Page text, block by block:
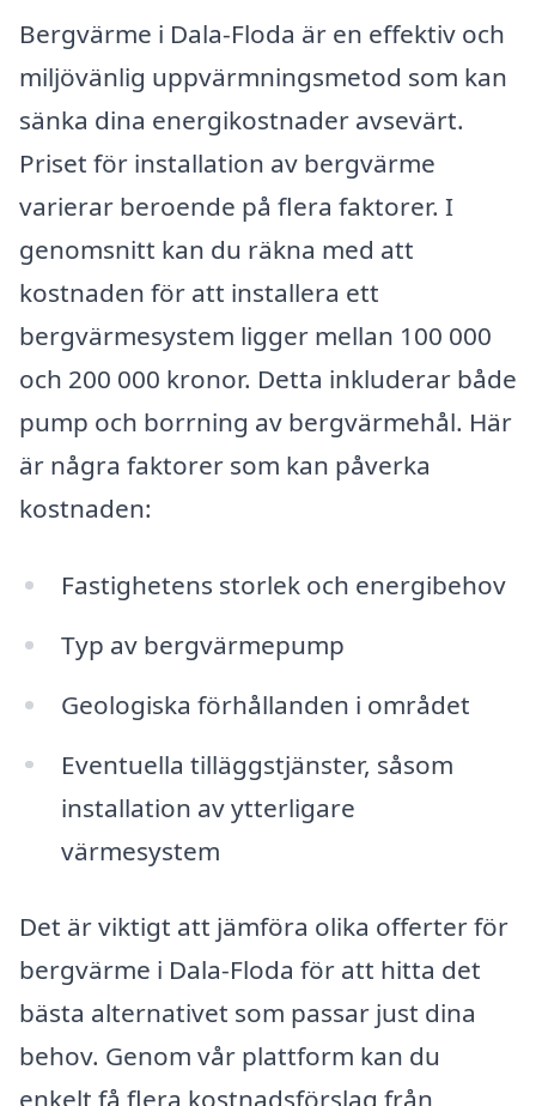
Bergvärme i Dala-Floda är en effektiv och
miljövänlig uppvärmningsmetod som kan
sänka dina energikostnader avsevärt.
Priset för installation av bergvärme
varierar beroende på flera faktorer. I
genomsnitt kan du räkna med att
kostnaden för att installera ett
bergvärmesystem ligger mellan 100 000
och 200 000 kronor. Detta inkluderar både
pump och borrning av bergvärmehål. Här
är några faktorer som kan påverka
kostnaden:
Fastighetens storlek och energibehov
Typ av bergvärmepump
Geologiska förhållanden i området
Eventuella tilläggstjänster, såsom
installation av ytterligare
värmesystem
Det är viktigt att jämföra olika offerter för
bergvärme i Dala-Floda för att hitta det
bästa alternativet som passar just dina
behov. Genom vår plattform kan du
enkelt få flera kostnadsförslag från